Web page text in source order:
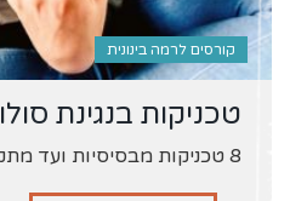
קורסים לרמה בינונית
טכניקות בנגינת סולו
8 טכניקות מבסיסיות ועד מתקדמות בנגינת סולואים